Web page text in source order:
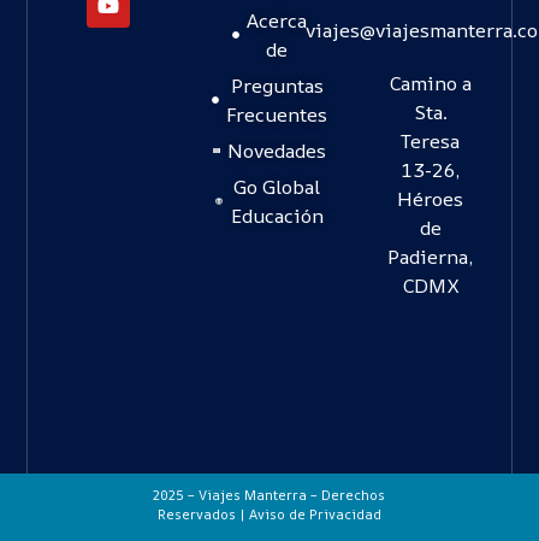
Acerca
de
Preguntas
Frecuentes
Novedades
Go Global
Educación
Camino a
Sta.
Teresa
13-26,
Héroes
de
Padierna,
CDMX
2025 – Viajes Manterra – Derechos
Reservados | Aviso de Privacidad